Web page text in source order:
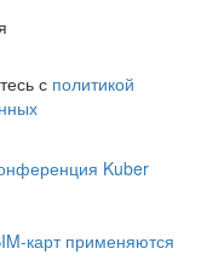
с политикой
Kuber
карт применяются